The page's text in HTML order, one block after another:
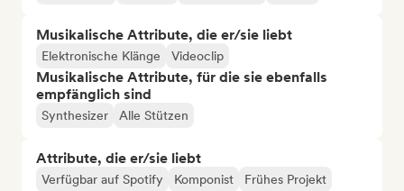
Musikalische Attribute, die er/sie liebt
Elektronische Klänge Videoclip
Musikalische Attribute, für die sie ebenfalls
empfänglich sind
Synthesizer Alle Stützen
Attribute, die er/sie liebt
Verfügbar auf Spotify Komponist
Frühes Projekt